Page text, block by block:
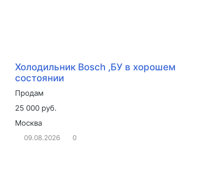
Холодильник Bosch ,БУ в хорошем
состоянии
Продам
25 000 руб.
Москва
09.08.2026 0